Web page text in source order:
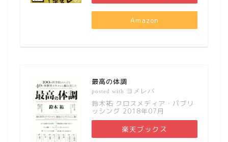
Amazon
最高の体調
posted with ヨメレバ
鈴木祐 クロスメディア・パブリ
ッシング 2018年07月
楽天ブックス